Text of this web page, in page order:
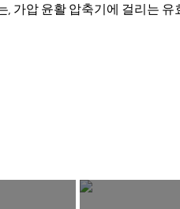
가압 윤활 압축기에 걸리는